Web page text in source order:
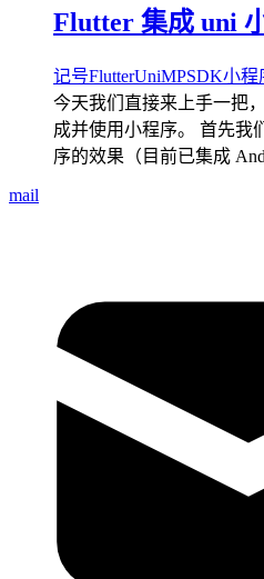
Flutter 集成 uni
记号FlutterUniMPSDK小程
今天我们直接来上手一把
成并使用小程序。 首先我
序的效果（目前已集成
mail